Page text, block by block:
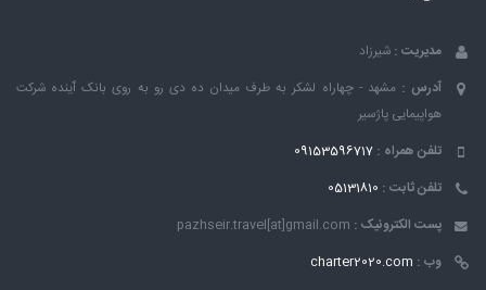
مدیریت : شیرزاد
آدرس : مشهد - چهاراه لشکر به طرف میدان ده دی رو به روی بانک ٱینده شرکت
هواپیمایی پاژسیر
تلفن همراه : 09153596717
تلفن ثابت : 05131810
پست الکترونیک : pazhseir.travel[at]gmail.com
وب : charter2020.com